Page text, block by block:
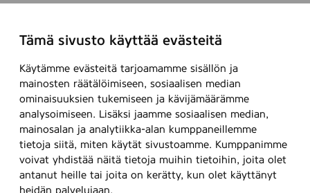
Tämä sivusto käyttää evästeitä
Käytämme evästeitä tarjoamamme sisällön ja
mainosten räätälöimiseen, sosiaalisen median
ominaisuuksien tukemiseen ja kävijämäärämme
analysoimiseen. Lisäksi jaamme sosiaalisen median,
mainosalan ja analytiikka-alan kumppaneillemme
tietoja siitä, miten käytät sivustoamme. Kumppanimme
voivat yhdistää näitä tietoja muihin tietoihin, joita olet
antanut heille tai joita on kerätty, kun olet käyttänyt
heidän palvelujaan.